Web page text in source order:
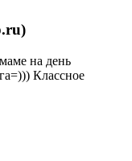
на день
Классное